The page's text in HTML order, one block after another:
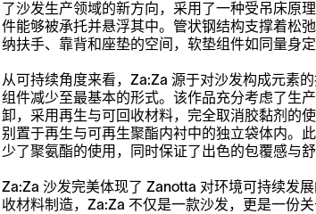
了沙发生产领域的新方向，采用了一种受吊床原
件能够被承托并悬浮其中。管状钢结构支撑着松
纳扶手、靠背和座垫的空间，软垫组件如同量身
从可持续角度来看，Za:Za 源于对沙发构成元素
组件减少至最基本的形式。该作品充分考虑了生
卸，采用再生与可回收材料，完全取消胶黏剂的
别置于再生与可再生聚酯内衬中的独立袋体内。
少了聚氨酯的使用，同时保证了出色的包覆感与舒
Za:Za 沙发完美体现了 Zanotta 对环境可持续发
收材料制造，Za:Za 不仅是一款沙发，更是一份关